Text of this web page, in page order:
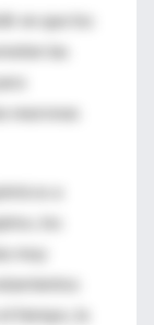
en que los
las
neuronas
a
los
muy
tiempo, la